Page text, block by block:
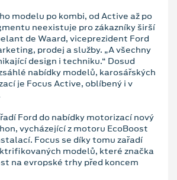
modelu po kombi, od Active až po
neexistuje pro zákazníky širší
de Waard, viceprezident Ford
prodej a služby. „A všechny
design i techniku.“ Dosud
nabídky modelů, karosářských
je Focus Active, oblíbený i v
Ford do nabídky motorizací nový
vycházející z motoru EcoBoost
Focus se díky tomu zařadí
modelů, které značka
na evropské trhy před koncem